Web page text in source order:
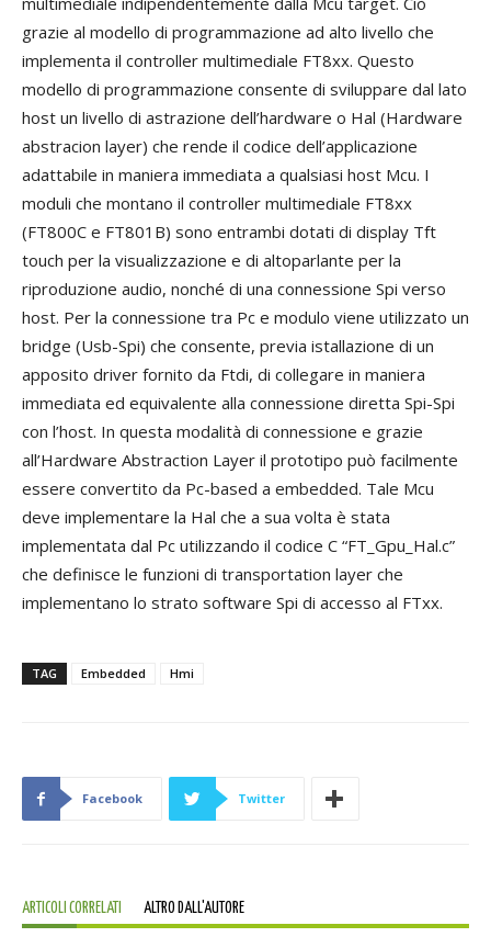
grazie al modello di programmazione ad alto livello che
implementa il controller multimediale FT8xx. Questo
modello di programmazione consente di sviluppare dal lato
host un livello di astrazione dell’hardware o Hal (Hardware
abstracion layer) che rende il codice dell’applicazione
adattabile in maniera immediata a qualsiasi host Mcu. I
moduli che montano il controller multimediale FT8xx
(FT800C e FT801B) sono entrambi dotati di display Tft
touch per la visualizzazione e di altoparlante per la
riproduzione audio, nonché di una connessione Spi verso
host. Per la connessione tra Pc e modulo viene utilizzato un
bridge (Usb-Spi) che consente, previa istallazione di un
apposito driver fornito da Ftdi, di collegare in maniera
immediata ed equivalente alla connessione diretta Spi-Spi
con l’host. In questa modalità di connessione e grazie
all’Hardware Abstraction Layer il prototipo può facilmente
essere convertito da Pc-based a embedded. Tale Mcu
deve implementare la Hal che a sua volta è stata
implementata dal Pc utilizzando il codice C “FT_Gpu_Hal.c”
che definisce le funzioni di transportation layer che
implementano lo strato software Spi di accesso al FTxx.
TAG Embedded Hmi
Facebook Twitter
ARTICOLI CORRELATI ALTRO DALL'AUTORE